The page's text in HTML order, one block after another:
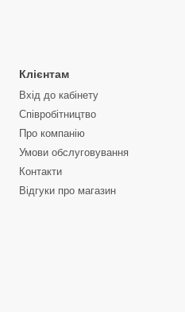
Клієнтам
Вхід до кабінету
Співробітництво
Про компанію
Умови обслуговування
Контакти
Відгуки про магазин